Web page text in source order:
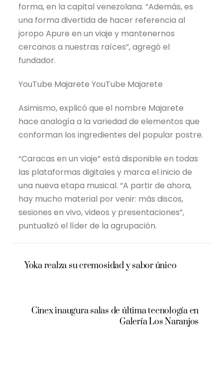
forma, en la capital venezolana. “Además, es
una forma divertida de hacer referencia al
joropo Apure en un viaje y mantenernos
cercanos a nuestras raíces”, agregó el
fundador.
YouTube Majarete YouTube Majarete
Asimismo, explicó que el nombre Majarete
hace analogía a la variedad de elementos que
conforman los ingredientes del popular postre.
“Caracas en un viaje” está disponible en todas
las plataformas digitales y marca el inicio de
una nueva etapa musical. “A partir de ahora,
hay mucho material por venir: más discos,
sesiones en vivo, videos y presentaciones”,
puntualizó el líder de la agrupación.
Yoka realza su cremosidad y sabor único
Cinex inaugura salas de última tecnología en
Galería Los Naranjos